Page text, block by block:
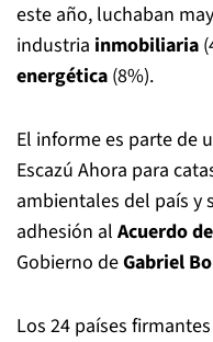
este año, luchaban
industria inmobiliaria
energética (8%).
El informe es parte de
Escazú Ahora para
ambientales del país y
adhesión al Acuerdo
Gobierno deGabriel
Los 24 países